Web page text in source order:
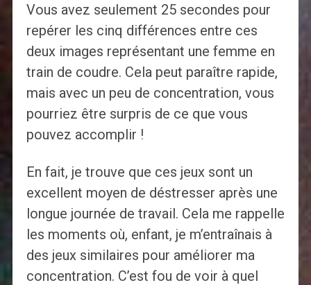
Vous avez seulement 25 secondes pour
repérer les cinq différences entre ces
deux images représentant une femme en
train de coudre. Cela peut paraître rapide,
mais avec un peu de concentration, vous
pourriez être surpris de ce que vous
pouvez accomplir !
En fait, je trouve que ces jeux sont un
excellent moyen de déstresser après une
longue journée de travail. Cela me rappelle
les moments où, enfant, je m’entraînais à
des jeux similaires pour améliorer ma
concentration. C’est fou de voir à quel